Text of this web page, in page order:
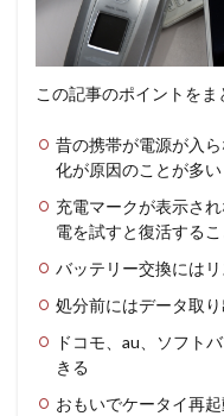
この記事のポイントをま
昔の携帯が電源が入
化が原因のことが多い
充電マークが表示さ
電を試すと復活する
バッテリー交換には
処分前にはデータ取
ドコモ、au、ソフト
きる
おもいでケータイ再